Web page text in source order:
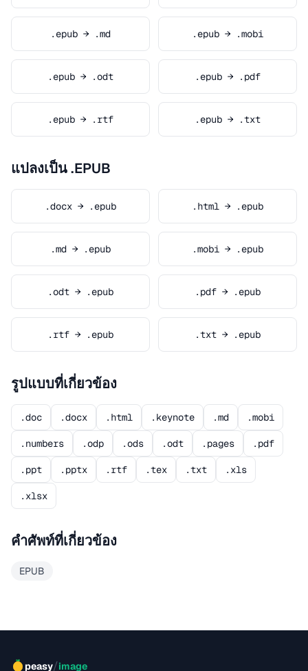
.epub → .md .epub → .mobi
.epub → .odt .epub → .pdf
.epub → .rtf .epub → .txt
แปลงเป็น .EPUB
.docx → .epub .html → .epub
.md → .epub .mobi → .epub
.odt → .epub .pdf → .epub
.rtf → .epub .txt → .epub
รูปแบบที่เกี่ยวข้อง
.doc .docx .html .keynote .md .mobi
.numbers .odp .ods .odt .pages .pdf
.ppt .pptx .rtf .tex .txt .xls
.xlsx
คำศัพท์ที่เกี่ยวข้อง
EPUB
peasy/image